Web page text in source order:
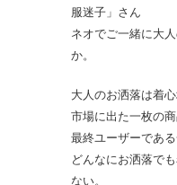
服迷子」さん
ネオでご一緒に大
か。
大人のお洒落は着
市場に出た一枚の
最終ユーザーであ
どんなにお洒落で
ない。